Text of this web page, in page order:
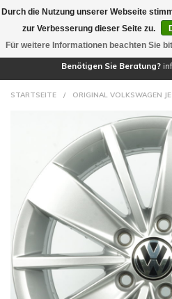
Benötigen Sie Beratung?
STARTSEITE / ORIGINAL VOLKSWAGEN
Durch die Nutzung unserer Webseite
zur Verbesserung dieser Seite zu.
Für weitere Informationen beachten Sie